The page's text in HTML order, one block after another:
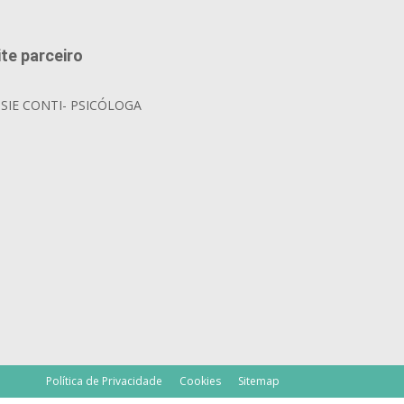
parceiro
CONTI- PSICÓLOGA
Política de Privacidade Cookies Sitemap